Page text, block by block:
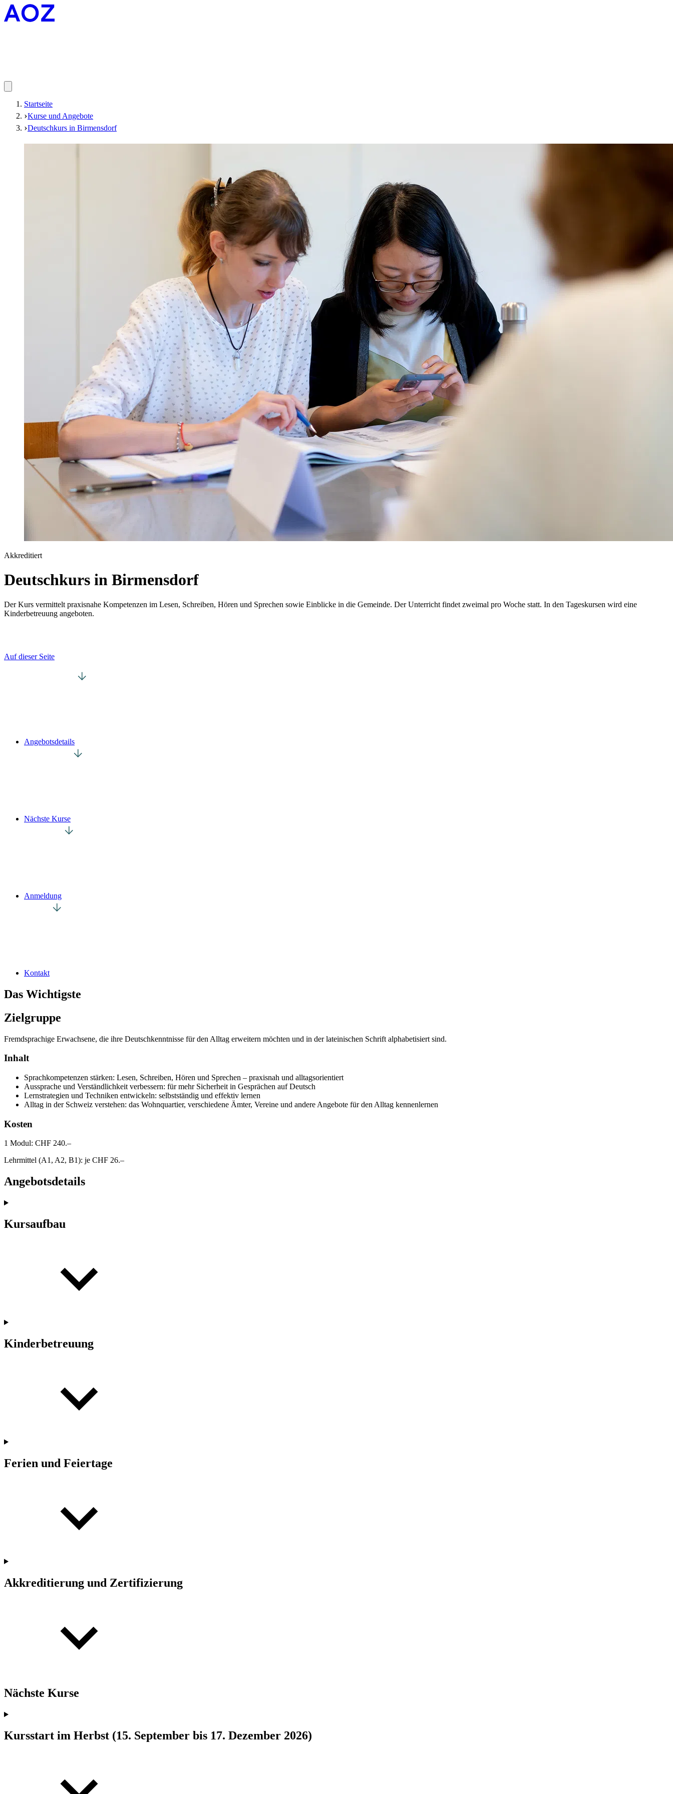
Startseite
Kurse und Angebote
Deutschkurs in Birmensdorf
Akkreditiert
Deutschkurs in Birmensdorf
Der Kurs vermittelt praxisnahe Kompetenzen im Lesen, Schreiben, Hören und Sprechen sowie Einblicke in die Gemeinde. Der Unterricht findet zweimal pro Woche statt. In den Tageskursen wird eine
Kinderbetreuung angeboten.
Auf dieser Seite
Angebotsdetails
Nächste Kurse
Anmeldung
Kontakt
Das Wichtigste
Zielgruppe
Fremdsprachige Erwachsene, die ihre Deutschkenntnisse für den Alltag erweitern möchten und in der lateinischen Schrift alphabetisiert sind.
Inhalt
Sprachkompetenzen stärken: Lesen, Schreiben, Hören und Sprechen – praxisnah und alltagsorientiert
Aussprache und Verständlichkeit verbessern: für mehr Sicherheit in Gesprächen auf Deutsch
Lernstrategien und Techniken entwickeln: selbstständig und effektiv lernen
Alltag in der Schweiz verstehen: das Wohnquartier, verschiedene Ämter, Vereine und andere Angebote für den Alltag kennenlernen
Kosten
1 Modul: CHF 240.–
Lehrmittel (A1, A2, B1): je CHF 26.–
Angebotsdetails
Kursaufbau
Kinderbetreuung
Ferien und Feiertage
Akkreditierung und Zertifizierung
Nächste Kurse
Kursstart im Herbst (15. September bis 17. Dezember 2026)